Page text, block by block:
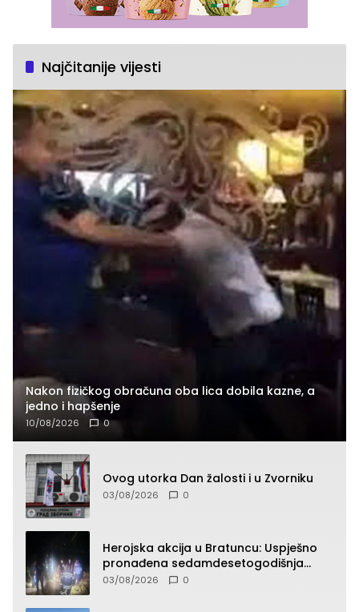
Najčitanije vijesti
Nakon fizičkog obračuna oba lica dobila kazne, a
jedno i hapšenje
10/08/2026 0
Ovog utorka Dan žalosti i u Zvorniku
03/08/2026 0
Herojska akcija u Bratuncu: Uspješno
pronađena sedamdesetogodišnja
Ivanka Lazić, rodom iz Kravice.
03/08/2026 0